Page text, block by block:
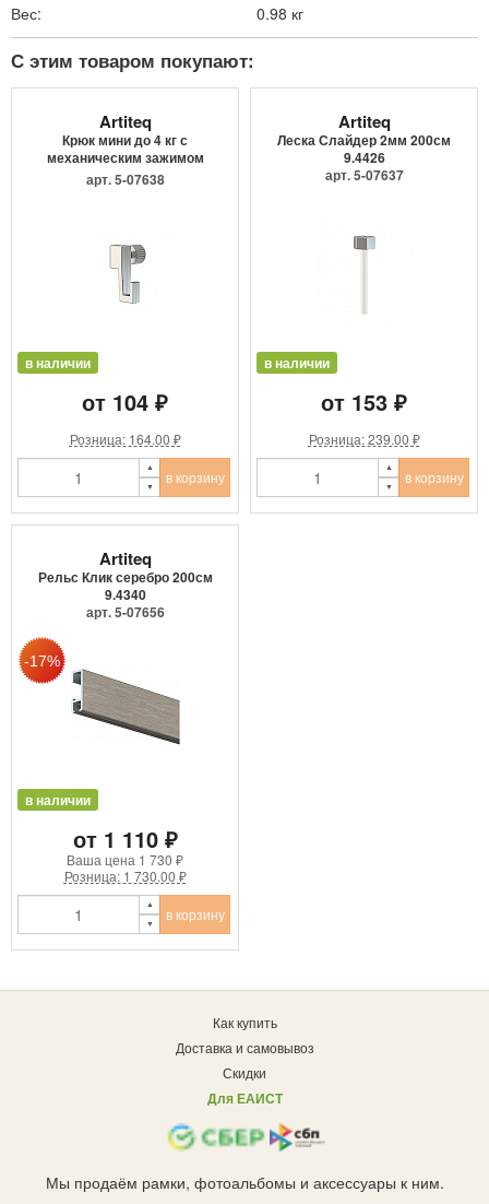
Вес:
0.98 кг
С этим товаром покупают:
Artiteq
Крюк мини до 4 кг с
механическим зажимом
9.4205
арт. 5-07638
в наличии
от 104 ₽
Розница: 164.00 ₽
в корзину
Artiteq
Леска Слайдер 2мм 200см
9.4426
арт. 5-07637
в наличии
от 153 ₽
Розница: 239.00 ₽
в корзину
Artiteq
Рельс Клик серебро 200см
9.4340
арт. 5-07656
в наличии
от 1 110 ₽
Ваша цена 1 730 ₽
Розница: 1 730.00 ₽
в корзину
Как купить
Доставка и самовывоз
Скидки
Для ЕАИСТ
Мы продаём рамки, фотоальбомы и аксессуары к ним.